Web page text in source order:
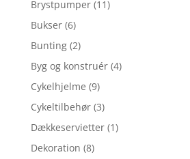
Brystpumper (11)
Bukser (6)
Bunting (2)
Byg og konstruér (4)
Cykelhjelme (9)
Cykeltilbehør (3)
Dækkeservietter (1)
Dekoration (8)